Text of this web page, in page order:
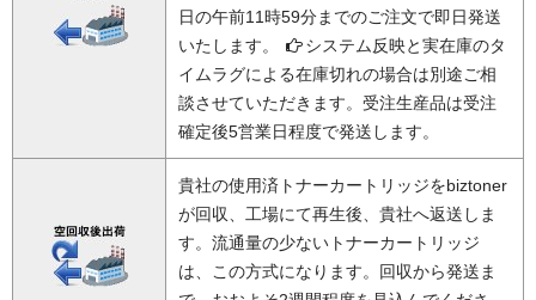
日の午前11時59分までのご注文で即日発送
いたします。
システム反映と実在庫のタ
イムラグによる在庫切れの場合は別途ご相
談させていただきます。受注生産品は受注
確定後5営業日程度で発送します。
貴社の使用済トナーカートリッジをbiztoner
が回収、工場にて再生後、貴社へ返送しま
す。流通量の少ないトナーカートリッジ
は、この方式になります。回収から発送ま